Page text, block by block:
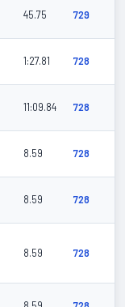
45.75 729
1:27.81 728
11:09.84 728
8.59 728
8.59 728
8.59 728